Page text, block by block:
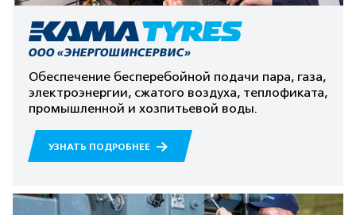
ООО «ЭНЕРГОШИНСЕРВИС»
Обеспечение бесперебойной подачи пара, газа,
электроэнергии, сжатого воздуха, теплофиката,
промышленной и хозпитьевой воды.
УЗНАТЬ ПОДРОБНЕЕ